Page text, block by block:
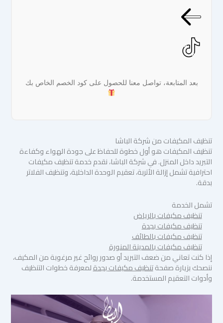
بعد المتابعة، تواصل معنا للحصول على كود الخصم الخاص بك
تنظيف المكيفات من شركة الباشا
تنظيف المكيفات هو أول خطوة للحفاظ على جودة الهواء وكفاءة
التبريد داخل المنزل. في شركة الباشا، نقدم خدمة تنظيف مكيفات
احترافية تشمل إزالة الأتربة، تعقيم الوحدة الداخلية، وتنظيف الفلاتر
بدقة.
تشمل الخدمة
تنظيف مكيفات بالرياض
تنظيف مكيفات بجدة
تنظيف مكيفات بالطائف
تنظيف مكيفات بالمدينة المنورة
إذا كنت تعاني من ضعف التبريد أو صدور روائح غير مرغوبة من المكيف،
ننصحك بزيارة صفحةتنظيف مكيفات بجدةلمعرفة خطوات التنظيف
وأدوات التعقيم المستخدمة.